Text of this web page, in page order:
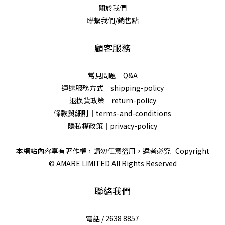
關於我們
聯繫我們/銷售點
顧客服務
常見問題｜Q&A
運送服務方式｜shipping-policy
退換貨政策｜return-policy
條款與細則｜terms-and-conditions
隱私權政策｜privacy-policy
本網站內容享有著作權，請勿任意盜用，違者必究 Copyright
© AMARE LIMITED All Rights Reserved
聯絡我們
電話 / 2638 8857